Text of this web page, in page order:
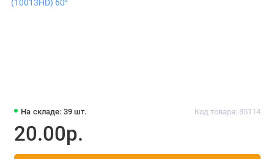
На складе: 39 шт. Код товара: 35114
20.00р.